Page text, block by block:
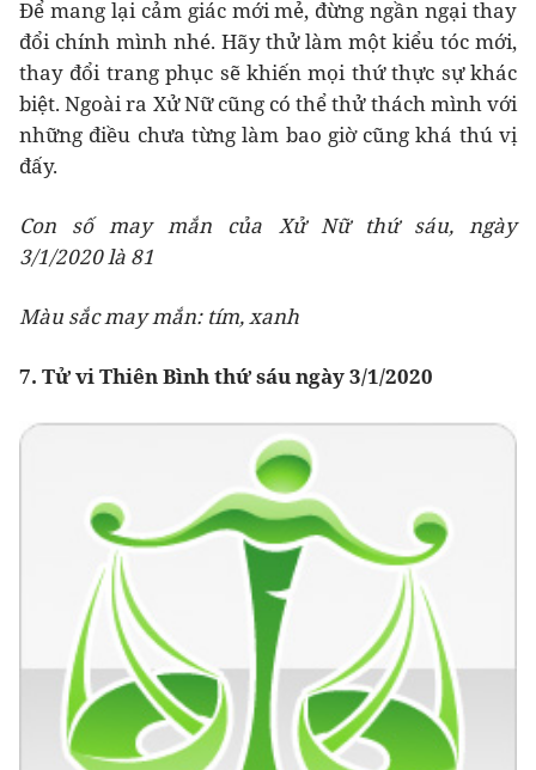
Để mang lại cảm giác mới mẻ, đừng ngần ngại thay
đổi chính mình nhé. Hãy thử làm một kiểu tóc mới,
thay đổi trang phục sẽ khiến mọi thứ thực sự khác
biệt. Ngoài ra Xử Nữ cũng có thể thử thách mình với
những điều chưa từng làm bao giờ cũng khá thú vị
đấy.
Con số may mắn của Xử Nữ thứ sáu, ngày
3/1/2020 là 81
Màu sắc may mắn: tím, xanh
7. Tử vi Thiên Bình thứ sáu ngày 3/1/2020